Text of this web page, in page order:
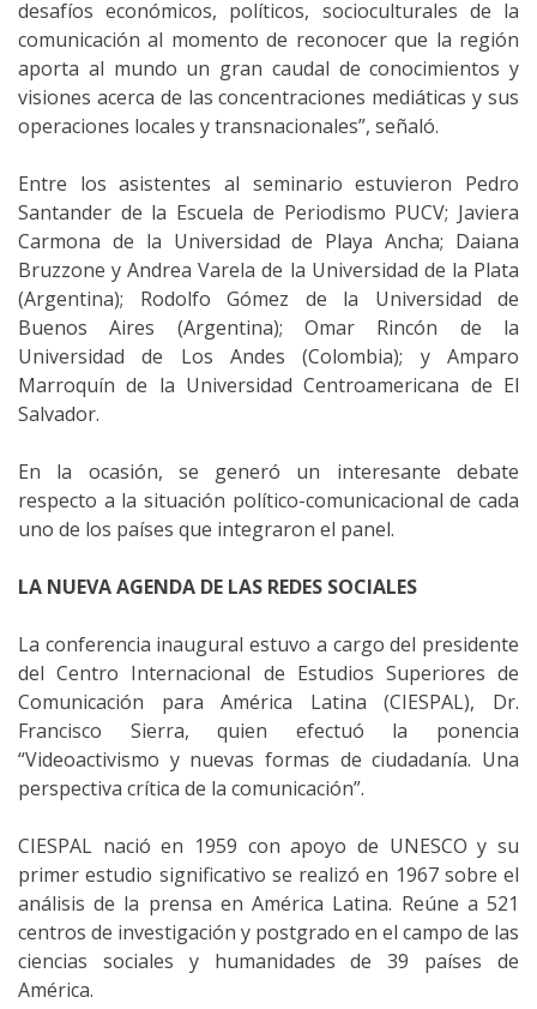
desafíos económicos, políticos, socioculturales de la
comunicación al momento de reconocer que la región
aporta al mundo un gran caudal de conocimientos y
visiones acerca de las concentraciones mediáticas y sus
operaciones locales y transnacionales”, señaló.
Entre los asistentes al seminario estuvieron Pedro
Santander de la Escuela de Periodismo PUCV; Javiera
Carmona de la Universidad de Playa Ancha; Daiana
Bruzzone y Andrea Varela de la Universidad de la Plata
(Argentina); Rodolfo Gómez de la Universidad de
Buenos Aires (Argentina); Omar Rincón de la
Universidad de Los Andes (Colombia); y Amparo
Marroquín de la Universidad Centroamericana de El
Salvador.
En la ocasión, se generó un interesante debate
respecto a la situación político-comunicacional de cada
uno de los países que integraron el panel.
LA NUEVA AGENDA DE LAS REDES SOCIALES
La conferencia inaugural estuvo a cargo del presidente
del Centro Internacional de Estudios Superiores de
Comunicación para América Latina (CIESPAL), Dr.
Francisco Sierra, quien efectuó la ponencia
“Videoactivismo y nuevas formas de ciudadanía. Una
perspectiva crítica de la comunicación”.
CIESPAL nació en 1959 con apoyo de UNESCO y su
primer estudio significativo se realizó en 1967 sobre el
análisis de la prensa en América Latina. Reúne a 521
centros de investigación y postgrado en el campo de las
ciencias sociales y humanidades de 39 países de
América.